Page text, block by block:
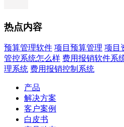
热点内容
预算管理软件 项目预算管理 项目
管控系统怎么样 费用报销软件系
理系统 费用报销控制系统
产品
解决方案
客户案例
白皮书